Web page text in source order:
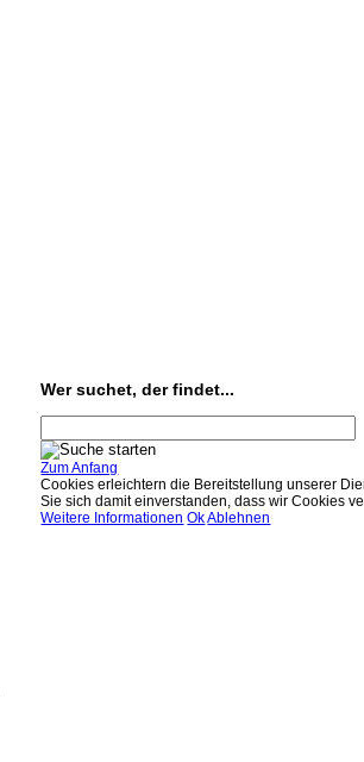
Wer suchet, der findet...
Zum Anfang
Cookies erleichtern die Bereitstellung unserer
Sie sich damit einverstanden, dass wir Cookies
Weitere Informationen OkAblehnen